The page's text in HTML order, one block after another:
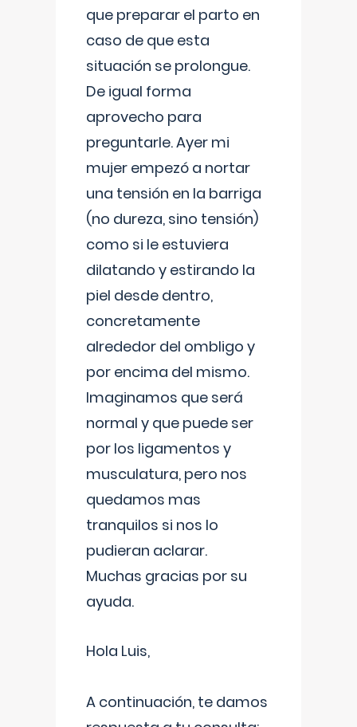
que preparar el parto en
caso de que esta
situación se prolongue.
De igual forma
aprovecho para
preguntarle. Ayer mi
mujer empezó a nortar
una tensión en la barriga
(no dureza, sino tensión)
como si le estuviera
dilatando y estirando la
piel desde dentro,
concretamente
alrededor del ombligo y
por encima del mismo.
Imaginamos que será
normal y que puede ser
por los ligamentos y
musculatura, pero nos
quedamos mas
tranquilos si nos lo
pudieran aclarar.
Muchas gracias por su
ayuda.
Hola Luis,
A continuación, te damos